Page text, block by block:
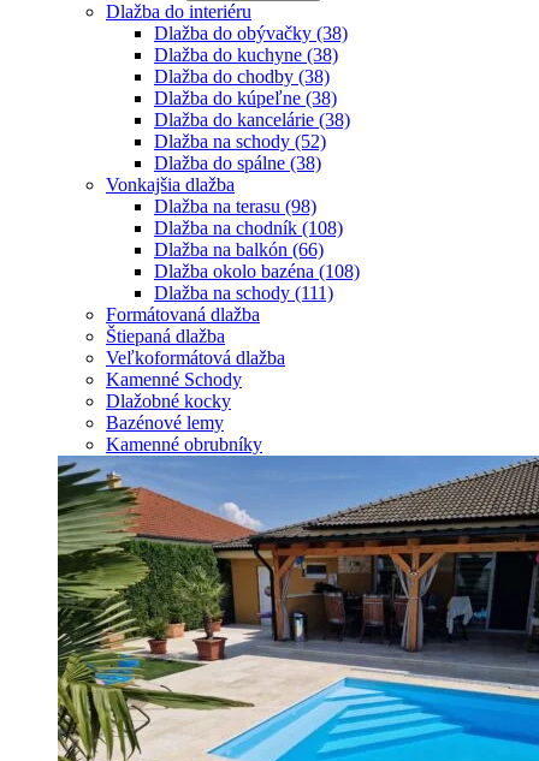
Dlažba do interiéru
Dlažba do obývačky (38)
Dlažba do kuchyne (38)
Dlažba do chodby (38)
Dlažba do kúpeľne (38)
Dlažba do kancelárie (38)
Dlažba na schody (52)
Dlažba do spálne (38)
Vonkajšia dlažba
Dlažba na terasu (98)
Dlažba na chodník (108)
Dlažba na balkón (66)
Dlažba okolo bazéna (108)
Dlažba na schody (111)
Formátovaná dlažba
Štiepaná dlažba
Veľkoformátová dlažba
Kamenné Schody
Dlažobné kocky
Bazénové lemy
Kamenné obrubníky